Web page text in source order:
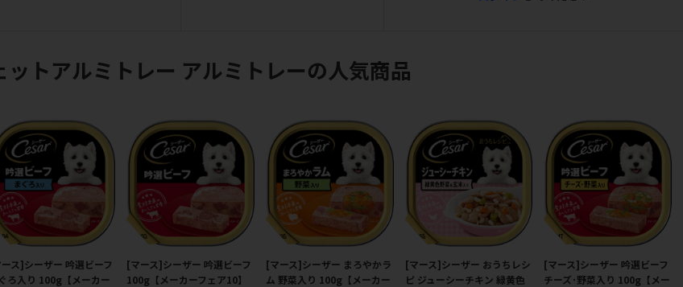
ットアルミトレー アルミトレーの人気商品
ス]シーザー 吟選ビーフ
ろ入り 100g【メーカー
[マース]シーザー 吟選ビーフ
100g【メーカーフェア10】
[マース]シーザー まろやかラ
ム 野菜入り 100g【メーカー
[マース]シーザー おうちレシ
ピ ジューシーチキン 緑黄色
[マース]シーザー 吟選ビーフ
チーズ･野菜入り 100g【メー